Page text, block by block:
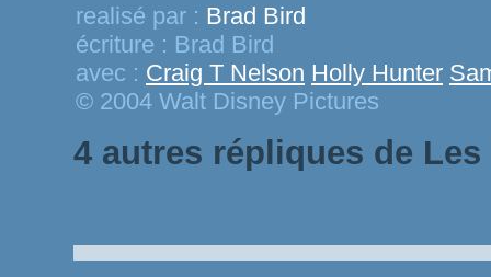
realisé par : Brad Bird
écriture : Brad Bird
avec : Craig T Nelson Holly Hunter
© 2004 Walt Disney Pictures
4 autres répliques de